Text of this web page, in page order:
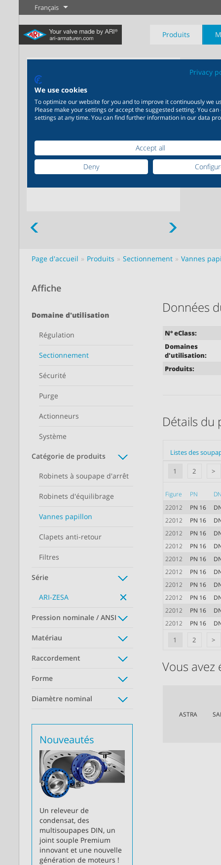
Français
Produits
Nouveautés
Plus d'information
Régulation
Plus d'information Plus
Industrie
industrielles les plus
Chimie
parfaitement coordonnées
en fonction de vos besoins
Digital Service
Plus d'information
Page d'accueil Produits Sectionnement Vannes
Données
N° eClass:
Domaines
d'utilisation:
Produits:
Détails du
Listes des
1 2 >
Figure PN
1 2 >
22012 PN 16
22012
PN 16
22012
PN 16
22012
PN 16
22012
PN 16
22012
PN 16
22012
PN 16
22012
PN 16
22012
PN 16
22012
PN 16
Vous
ASTRA
Affiche
Domaine d'utilisation
Régulation
Sectionnement
Sécurité
Purge
Actionneurs
Système
Catégorie de produits
Robinets à soupape d'arrêt
Robinets d'équilibrage
Vannes papillon
Clapets anti-retour
Filtres
Série
ARI-ZESA
Pression nominale / ANSI
Matériau
Raccordement
Forme
Diamètre nominal
Nouveautés
Un releveur de
condensat, des
multisoupapes DIN, un
joint souple Premium
innovant et une nouvelle
génération de moteurs !
Privacy
We use cookies
To optimize our website for you and to improve it continuously we
Please make your settings or accept the suggested setting. You
settings at any time. You can find further information in our data
Accept all
Deny